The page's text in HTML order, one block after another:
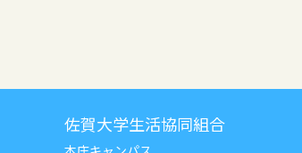
佐賀大学生活協同組合